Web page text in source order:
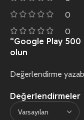
0
0
Değerlendirmeler
“Google Play 500
olun
Değerlendirme